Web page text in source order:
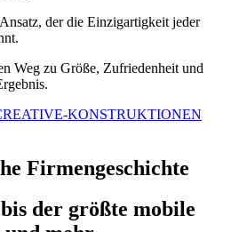
der die Einzigartigkeit jeder
Weg zu Größe, Zufriedenheit und
KONSTRUKTIONEN
Firmengeschichte
der größte mobile